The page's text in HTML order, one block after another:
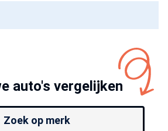
auto's vergelijken
Zoek op merk